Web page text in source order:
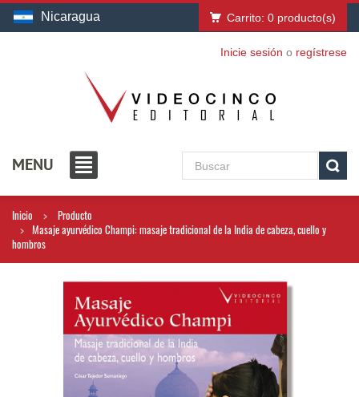
Nicaragua Carrito: 0 producto(s)
Inicie sesión o regístrese
MENU
Inicio
Producto
Masaje ayurvédico Champi: masaje tradicional de la India de cabeza, cuello y
hombros